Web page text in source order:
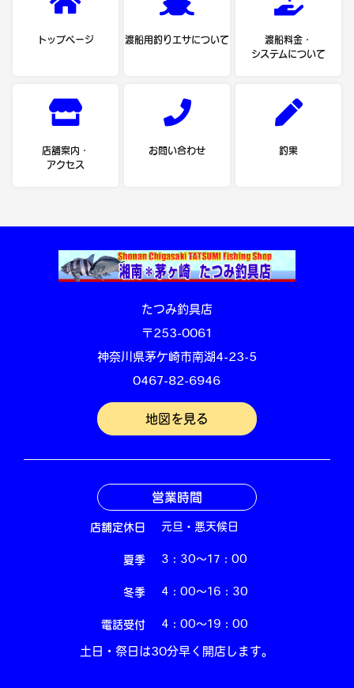
トップページ 渡船用釣りエサについて
渡船料金・
システムについて
店舗案内・
アクセス
お問い合わせ 釣果
たつみ釣具店
〒253-0061
神奈川県茅ケ崎市南湖4-23-5
0467-82-6946
地図を見る
営業時間
店舗定休日 元旦・悪天候日
夏季 3：30～17：00
冬季 4：00～16：30
電話受付 4：00～19：00
土日・祭日は30分早く開店します。